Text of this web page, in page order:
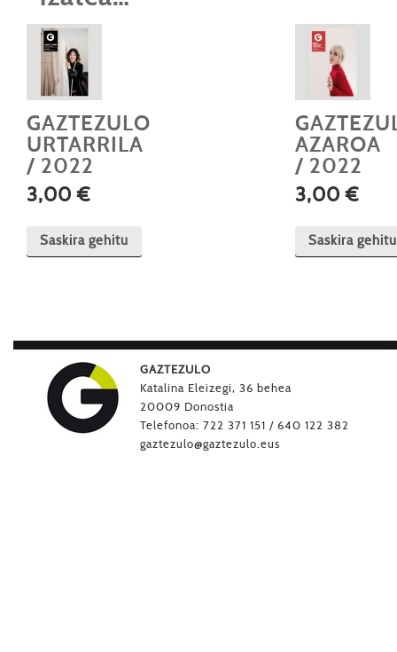
GAZTEZULO
URTARRILA
/ 2022
3,00€
Saskira gehitu
AZAROA
/ 2022
3,00€
Saskira gehitu
GAZTEZULO
Katalina Eleizegi, 36 behea
20009 Donostia
Telefonoa: 722 371 151 / 640 122 382
gaztezulo@gaztezulo.eus